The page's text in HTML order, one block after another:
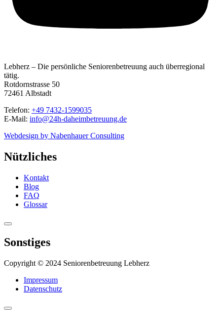
Lebherz – Die persönliche Seniorenbetreuung auch überregional
tätig.
Rotdornstrasse 50
72461 Albstadt
Telefon: +49 7432-1599035
E-Mail: info@24h-daheimbetreuung.de
Webdesign by Nabenhauer Consulting
Nützliches
Kontakt
Blog
FAQ
Glossar
Sonstiges
Copyright © 2024 Seniorenbetreuung Lebherz
Impressum
Datenschutz